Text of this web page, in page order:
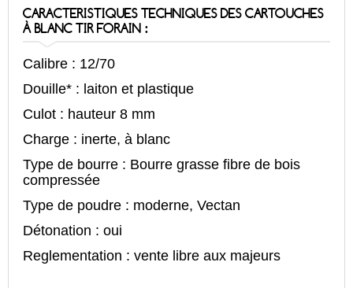
CARACTERISTIQUES TECHNIQUES DES CARTOUCHES
À BLANC TIR FORAIN :
Calibre : 12/70
Douille* : laiton et plastique
Culot : hauteur 8 mm
Charge : inerte, à blanc
Type de bourre : Bourre grasse fibre de bois
compressée
Type de poudre : moderne, Vectan
Détonation : oui
Reglementation : vente libre aux majeurs